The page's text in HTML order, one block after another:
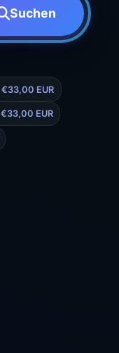
Suchen
€33,00 EUR
€33,00 EUR